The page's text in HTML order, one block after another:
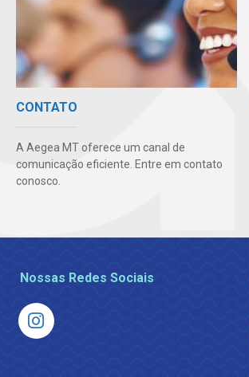
CONTATO
A Aegea MT oferece um canal de
comunicação eficiente. Entre em contato
conosco.
Nossas Redes Sociais